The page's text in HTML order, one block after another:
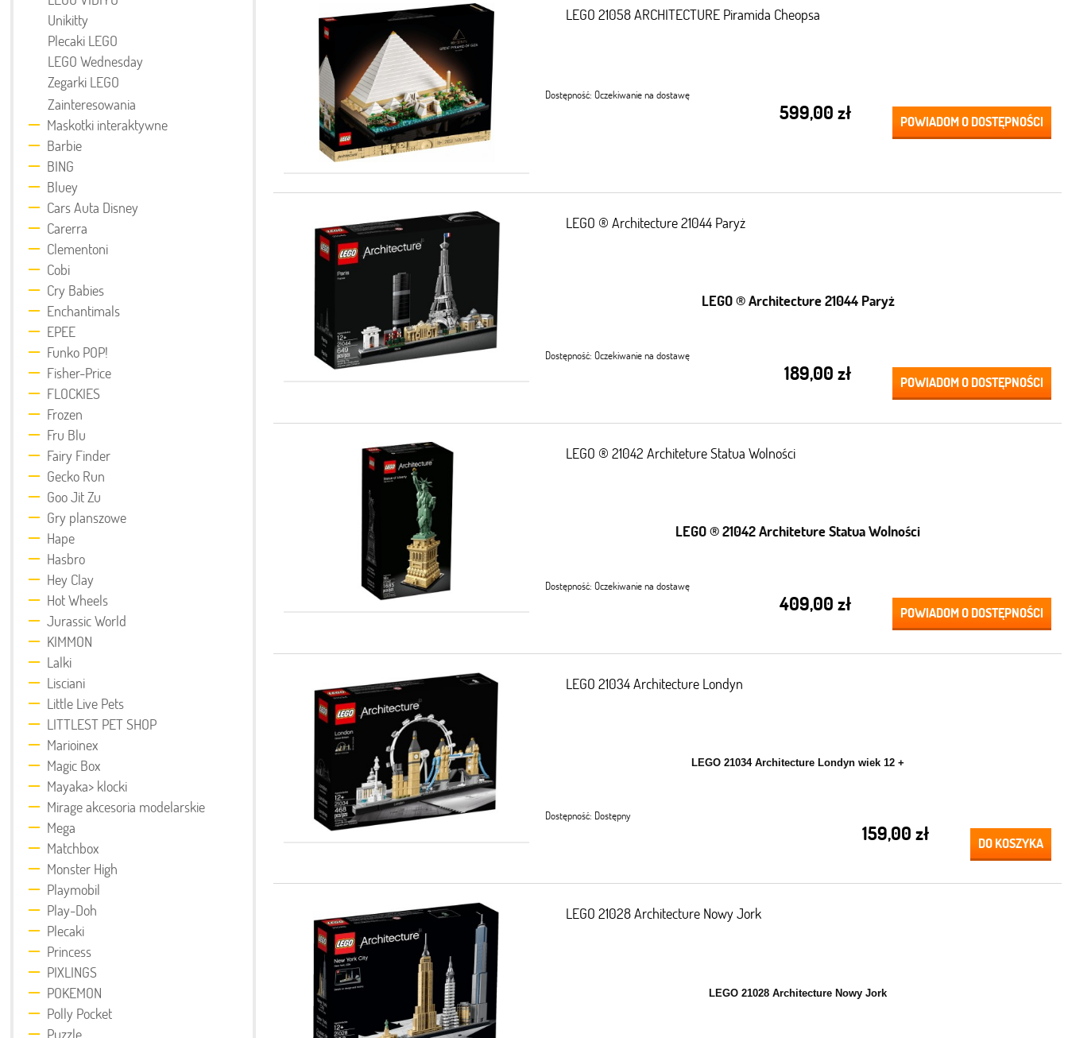
Unikitty
Plecaki LEGO
LEGO Wednesday
Zegarki LEGO
Zainteresowania
Maskotki interaktywne
Barbie
BING
Bluey
Cars Auta Disney
Carerra
Clementoni
Cobi
Cry Babies
Enchantimals
EPEE
Funko POP!
Fisher-Price
FLOCKIES
Frozen
Fru Blu
Fairy Finder
Gecko Run
Goo Jit Zu
Gry planszowe
Hape
Hasbro
Hey Clay
Hot Wheels
Jurassic World
KIMMON
Lalki
Lisciani
Little Live Pets
LITTLEST PET SHOP
Marioinex
Magic Box
Mayaka> klocki
Mirage akcesoria modelarskie
Mega
Matchbox
Monster High
Playmobil
Play-Doh
Plecaki
Princess
PIXLINGS
POKEMON
Polly Pocket
Puzzle
LEGO 21058 ARCHITECTURE Piramida Cheopsa
Dostępność: Oczekiwanie na dostawę
599,00 zł POWIADOM O DOSTĘPNOŚCI
LEGO ® Architecture 21044 Paryż
LEGO ® Architecture 21044 Paryż
Dostępność: Oczekiwanie na dostawę
189,00 zł POWIADOM O DOSTĘPNOŚCI
LEGO ® 21042 Architeture Statua Wolności
LEGO ® 21042 Architeture Statua Wolności
Dostępność: Oczekiwanie na dostawę
409,00 zł POWIADOM O DOSTĘPNOŚCI
LEGO 21034 Architecture Londyn
LEGO 21034 Architecture Londyn wiek 12 +
Dostępność: Dostępny
159,00 zł DO KOSZYKA
LEGO 21028 Architecture Nowy Jork
LEGO 21028 Architecture Nowy Jork